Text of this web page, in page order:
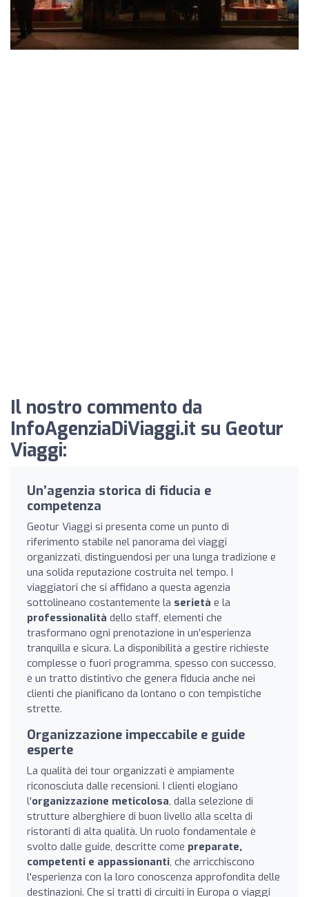
Il nostro commento da
InfoAgenziaDiViaggi.it su Geotur
Viaggi:
Un’agenzia storica di fiducia e
competenza
Geotur Viaggi si presenta come un punto di
riferimento stabile nel panorama dei viaggi
organizzati, distinguendosi per una lunga tradizione e
una solida reputazione costruita nel tempo. I
viaggiatori che si affidano a questa agenzia
sottolineano costantemente la serietà e la
professionalità dello staff, elementi che
trasformano ogni prenotazione in un’esperienza
tranquilla e sicura. La disponibilità a gestire richieste
complesse o fuori programma, spesso con successo,
è un tratto distintivo che genera fiducia anche nei
clienti che pianificano da lontano o con tempistiche
strette.
Organizzazione impeccabile e guide
esperte
La qualità dei tour organizzati è ampiamente
riconosciuta dalle recensioni. I clienti elogiano
l'organizzazione meticolosa, dalla selezione di
strutture alberghiere di buon livello alla scelta di
ristoranti di alta qualità. Un ruolo fondamentale è
svolto dalle guide, descritte come preparate,
competenti e appassionanti, che arricchiscono
l'esperienza con la loro conoscenza approfondita delle
destinazioni. Che si tratti di circuiti in Europa o viaggi